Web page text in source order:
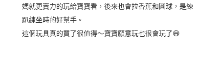
媽就更賣力的玩給寶寶看，後來也會拉香蕉和圓球，是練
趴練坐時的好幫手。
這個玩具真的買了很值得～寶寶願意玩也很會玩了😄